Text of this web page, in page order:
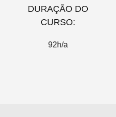
DURAÇÃO DO
CURSO:
92h/a